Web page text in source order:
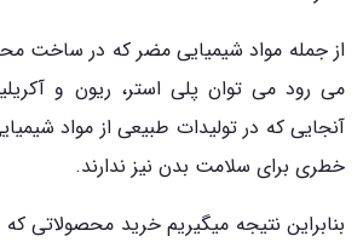
از جمله مواد شیمیایی مضر که در ساخت
می رود می توان پلی استر، ریون و
آنجایی که در تولیدات طبیعی از مواد
خطری برای سلامت بدن نیز ندارند.
بنابراین نتیجه میگیریم خرید محصولاتی که